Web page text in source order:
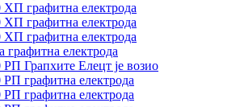
ХП графитна електрода
ХП графитна електрода
ХП графитна електрода
графитна електрода
РП Грапхите Елецт је возио
РП графитна електрода
РП графитна електрода